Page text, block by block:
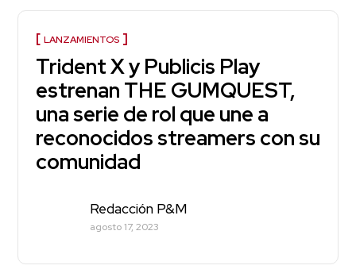
LANZAMIENTOS
Trident X y Publicis Play
estrenan THE GUMQUEST,
una serie de rol que une a
reconocidos streamers con su
comunidad
Redacción P&M
agosto 17, 2023